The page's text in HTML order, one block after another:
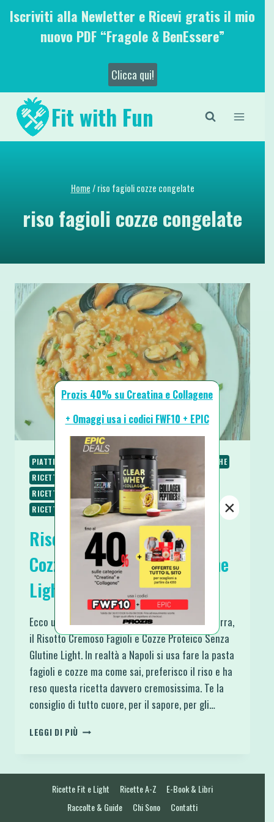
SaltaIscriviti alla Newletter e Ricevi gratis il mio
nuovo PDF “Fragole & BenEssere”
Clicca qui!
Fit with Fun
Home/ riso fagioli cozze congelate
riso fagioli cozze congelate
PIATTI UNICI RICETTE
RICETTE PROTEICHE
RICETTE SALATE
RICETTE SENZA BURRO
RICETTE SENZA GLUTINE
RICETTE SENZA LATTOSIO
RICETTE SENZA UOVA
Risotto Cremoso Fagioli e
Cozze Proteico Senza Glutine
Light
Ecco un piatto ispirato alla cultura della mia terra,
il Risotto Cremoso Fagioli e Cozze Proteico Senza
Glutine Light. In realtà a Napoli si usa fare la pasta
fagioli e cozze ma come sai, preferisco il riso e ha
reso questa ricetta davvero cremosissima. Te la
consiglio di tutto cuore, per il sapore, per gli…
LEGGI DI PIÙ RISOTTO
PROTEICO
SENZA
Ricette Fit e Light Ricette A-Z
E-Book & Libri
Raccolte & Guide
Chi Sono Contatti
Prozis 40% su Creatina e Collagene
+ Omaggi usa i codici FWF10 + EPIC
×